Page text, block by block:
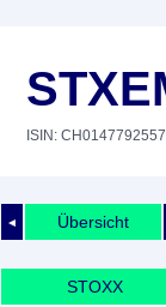
ISIN: CH0147792557
◄ Übersicht
STOXX